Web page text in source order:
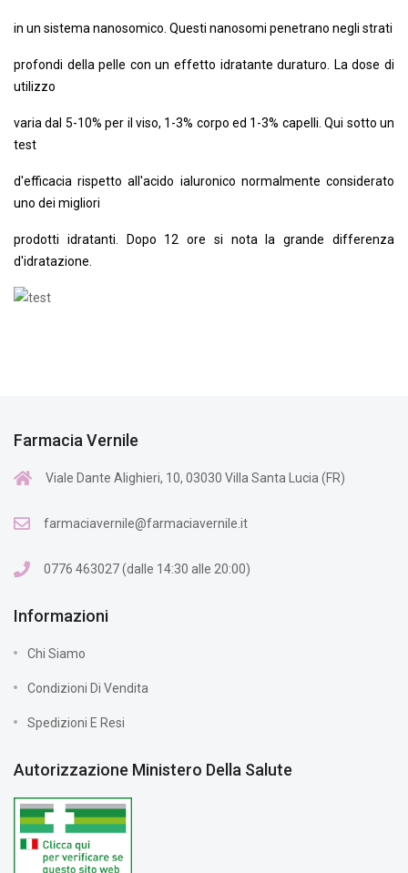
in un sistema nanosomico. Questi nanosomi penetrano negli strati
profondi della pelle con un effetto idratante duraturo. La dose di
utilizzo
varia dal 5-10% per il viso, 1-3% corpo ed 1-3% capelli. Qui sotto un
test
d'efficacia rispetto all'acido ialuronico normalmente considerato
uno dei migliori
prodotti idratanti. Dopo 12 ore si nota la grande differenza
d'idratazione.
Farmacia Vernile
Viale Dante Alighieri, 10, 03030 Villa Santa Lucia (FR)
farmaciavernile@farmaciavernile.it
0776 463027 (dalle 14:30 alle 20:00)
Informazioni
Chi Siamo
Condizioni Di Vendita
Spedizioni E Resi
Autorizzazione Ministero Della Salute